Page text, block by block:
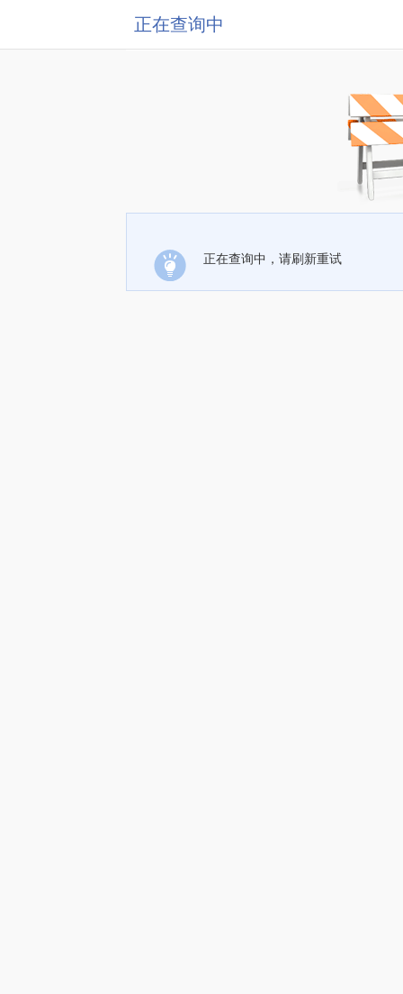
正在查询中
正在查询中，请刷新重试